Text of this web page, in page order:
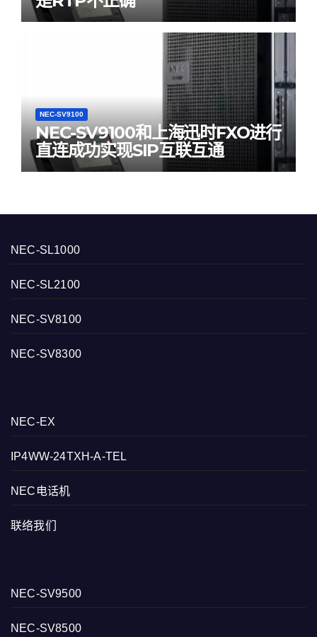
NEC-SV9100
NEC-SV9100和上海迅时FXO进行
直连成功实现SIP互联互通
NEC-SL1000
NEC-SL2100
NEC-SV8100
NEC-SV8300
NEC-EX
IP4WW-24TXH-A-TEL
NEC电话机
联络我们
NEC-SV9500
NEC-SV8500